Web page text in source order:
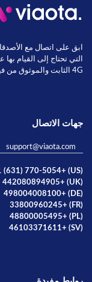
ابق على اتصال مع
التي تحتاج إلى القيام
4G الثابت والموثوق من فياتوا.
جهات الاتصال
support@viaota.com
(US) +1 (631) 770-5054
(UK) +442080894905
(DE) +498004008100
(FR) +33800960245
(PL) +48800005495
(SV) +46103371611